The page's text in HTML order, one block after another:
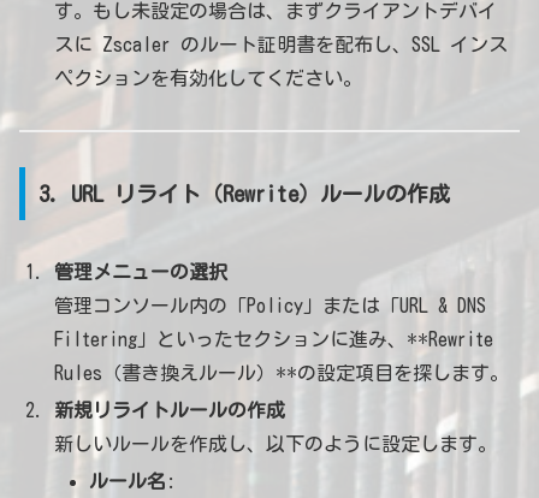
す。もし未設定の場合は、まずクライアントデバイ
スに Zscaler のルート証明書を配布し、SSL インス
ペクションを有効化してください。
3. URL リライト（Rewrite）ルールの作成
管理メニューの選択
管理コンソール内の「Policy」または「URL & DNS
Filtering」といったセクションに進み、**Rewrite
Rules（書き換えルール）**の設定項目を探します。
新規リライトルールの作成
新しいルールを作成し、以下のように設定します。
ルール名 :